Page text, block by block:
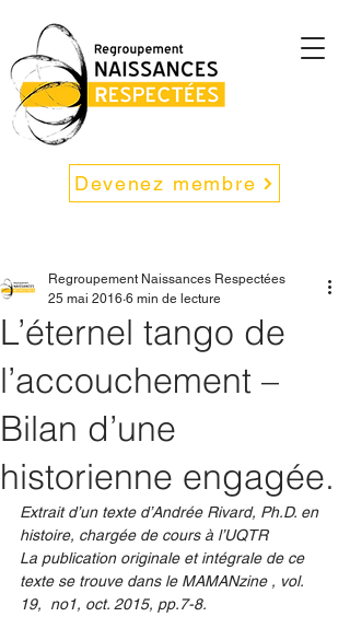
Devenez membre
L’éternel tango de
l’accouchement –
Bilan d’une
historienne engagée.
Regroupement Naissances Respectées
25 mai 2016 6 min de lecture
Extrait d’un texte d’Andrée Rivard, Ph.D. en
histoire, chargée de cours à l’UQTR
La publication originale et intégrale de ce
texte se trouve dans le MAMANzine , vol.
19,  no1, oct. 2015, pp.7-8.